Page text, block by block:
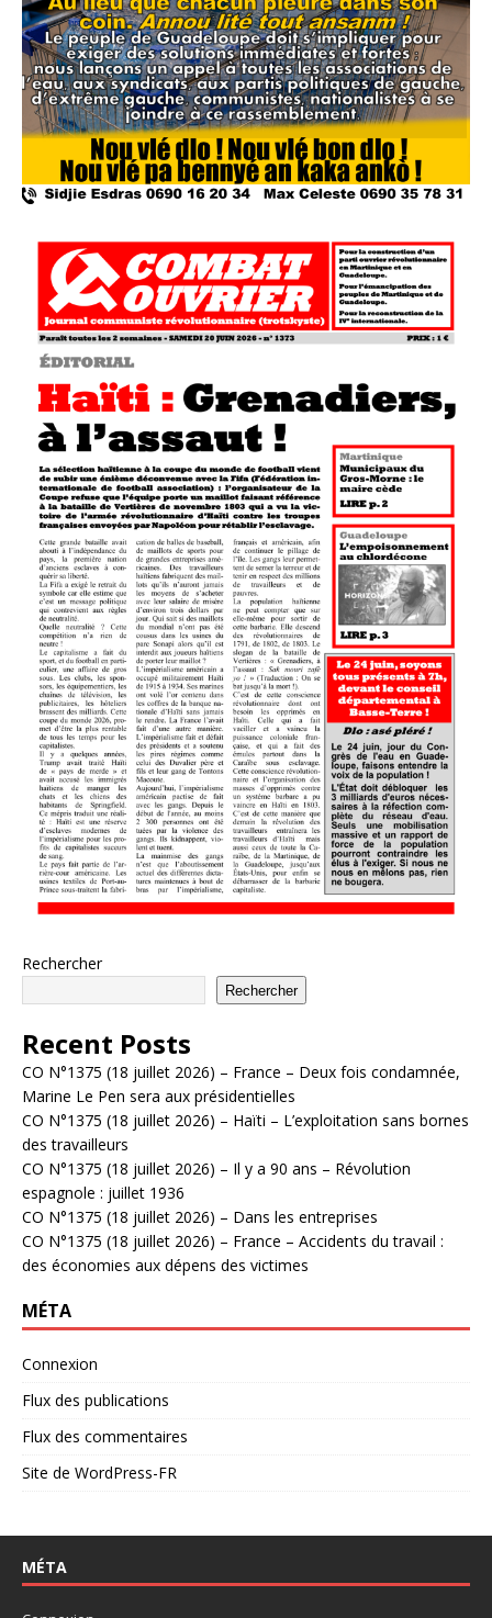
Rechercher
Rechercher
Recent Posts
CO N°1375 (18 juillet 2026) – France – Deux fois condamnée,
Marine Le Pen sera aux présidentielles
CO N°1375 (18 juillet 2026) – Haïti – L’exploitation sans bornes
des travailleurs
CO N°1375 (18 juillet 2026) – Il y a 90 ans – Révolution
espagnole : juillet 1936
CO N°1375 (18 juillet 2026) – Dans les entreprises
CO N°1375 (18 juillet 2026) – France – Accidents du travail :
des économies aux dépens des victimes
MÉTA
Connexion
Flux des publications
Flux des commentaires
Site de WordPress-FR
MÉTA